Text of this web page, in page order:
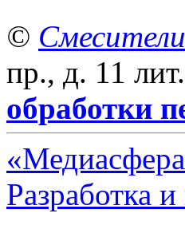
©
пр., д. 11
обработки
Разработка